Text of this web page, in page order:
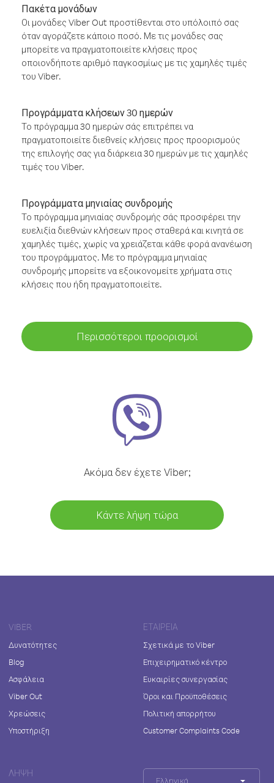
Πακέτα μονάδων
Οι μονάδες Viber Out προστίθενται στο υπόλοιπό σας
όταν αγοράζετε κάποιο ποσό. Με τις μονάδες σας
μπορείτε να πραγματοποιείτε κλήσεις προς
οποιονδήποτε αριθμό παγκοσμίως με τις χαμηλές τιμές
του Viber.
Προγράμματα κλήσεων 30 ημερών
Το πρόγραμμα 30 ημερών σάς επιτρέπει να
πραγματοποιείτε διεθνείς κλήσεις προς προορισμούς
της επιλογής σας για διάρκεια 30 ημερών με τις χαμηλές
τιμές του Viber.
Προγράμματα μηνιαίας συνδρομής
Το πρόγραμμα μηνιαίας συνδρομής σάς προσφέρει την
ευελιξία διεθνών κλήσεων προς σταθερά και κινητά σε
χαμηλές τιμές, χωρίς να χρειάζεται κάθε φορά ανανέωση
του προγράμματος. Με το πρόγραμμα μηνιαίας
συνδρομής μπορείτε να εξοικονομείτε χρήματα στις
κλήσεις που ήδη πραγματοποιείτε.
Περισσότεροι προορισμοί
Ακόμα δεν έχετε Viber;
Κάντε λήψη τώρα
VIBER
Δυνατότητες
Blog
Ασφάλεια
Viber Out
Χρεώσεις
Υποστήριξη
ΕΤΑΙΡΕΊΑ
Σχετικά με το Viber
Επιχειρηματικό κέντρο
Ευκαιρίες συνεργασίας
Όροι και Προϋποθέσεις
Πολιτική απορρήτου
Customer Complaints Code
ΛΉΨΗ
Ελληνικά